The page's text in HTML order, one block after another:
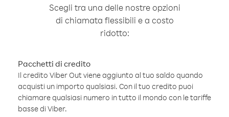
Scegli tra una delle nostre opzioni
di chiamata flessibili e a costo
ridotto:
Pacchetti di credito
Il credito Viber Out viene aggiunto al tuo saldo quando
acquisti un importo qualsiasi. Con il tuo credito puoi
chiamare qualsiasi numero in tutto il mondo con le tariffe
basse di Viber.